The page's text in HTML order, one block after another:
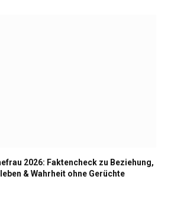
2026: Faktencheck zu Beziehung,
& Wahrheit ohne Gerüchte